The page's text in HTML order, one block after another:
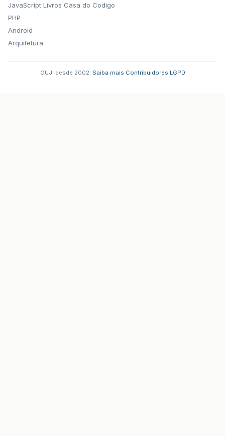
JavaScript
PHP
Android
Arquitetura
Livros Casa do Codigo
GUJ: desde 2002. Saiba mais Contribuidores LGPD